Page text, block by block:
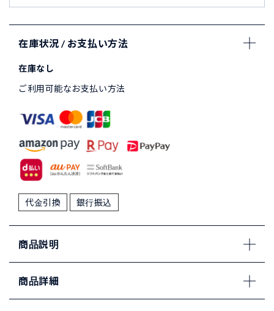
在庫状況 / お支払い方法
在庫なし
ご利用可能なお支払い方法
代金引換 銀行振込
商品説明
商品詳細